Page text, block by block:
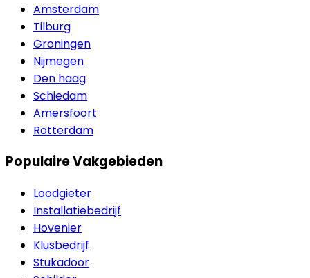
Amsterdam
Tilburg
Groningen
Nijmegen
Den haag
Schiedam
Amersfoort
Rotterdam
Populaire Vakgebieden
Loodgieter
Installatiebedrijf
Hovenier
Klusbedrijf
Stukadoor